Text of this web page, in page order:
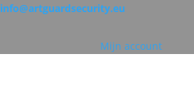
info@artguardsecurity.eu
Mijn account